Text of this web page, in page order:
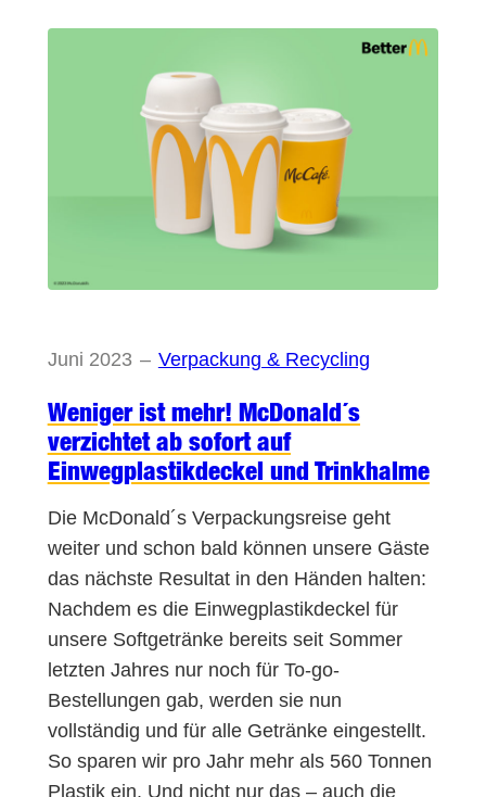
Juni 2023 – Verpackung & Recycling
Weniger ist mehr! McDonald´s
verzichtet ab sofort auf
Einwegplastikdeckel und Trinkhalme
Die McDonald´s Verpackungsreise geht
weiter und schon bald können unsere Gäste
das nächste Resultat in den Händen halten:
Nachdem es die Einwegplastikdeckel für
unsere Softgetränke bereits seit Sommer
letzten Jahres nur noch für To-go-
Bestellungen gab, werden sie nun
vollständig und für alle Getränke eingestellt.
So sparen wir pro Jahr mehr als 560 Tonnen
Plastik ein. Und nicht nur das – auch die